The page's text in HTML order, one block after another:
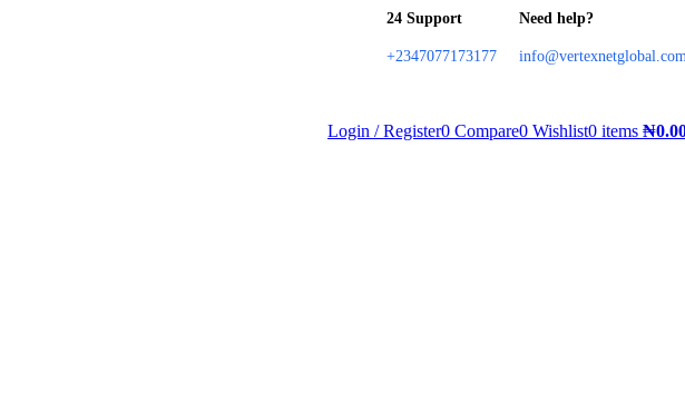
24 Support
+2347077173177
Need help?
Login / Register0 Compare0 Wishlist0 items ₦